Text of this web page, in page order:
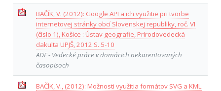
BAČÍK, V. (2012): Google API a ich využitie pri tvorbe
internetovej stránky obcí Slovenskej republiky, roč. VI
(číslo 1), Košice : Ústav geografie, Prírodovedecká
dakulta UPJŠ, 2012 S. 5-10
ADF - Vedecké práce v domácich nekarentovaných
časopisoch
BAČÍK, V., (2012): Možnosti využitia formátov SVG a KML